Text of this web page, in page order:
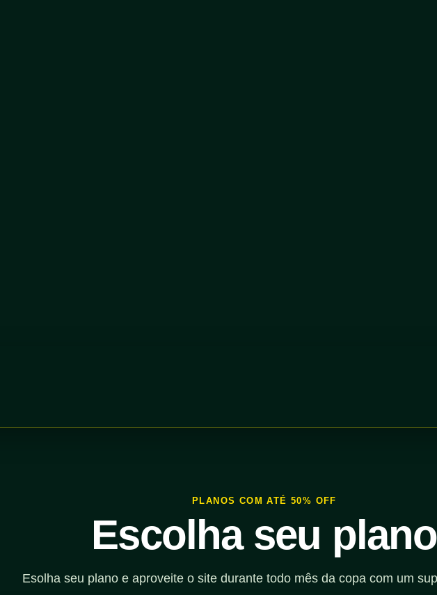
PLANOS COM ATÉ 50% OFF
Escolha seu plano
Esolha seu plano e aproveite o site durante todo mês da copa com um